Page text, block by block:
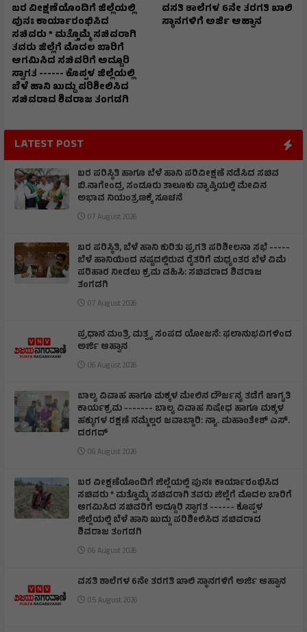
ಬರ ವೀಕ್ಷಣೆಯೊಂದಿಗೆ ಜಿಲ್ಲೆಯಲ್ಲಿ
ಪುನಃ ಕಾರ್ಯಾರಂಭಿಸಿದ
ಸಚಿವರು * ಮತ್ತೊಮ್ಮೆ ಸಚಿವರಾಗಿ
ತವರು ಜಿಲ್ಲೆಗೆ ಮೊದಲ ಬಾರಿಗೆ
ಆಗಮಿಸಿದ ಸಚಿವರಿಗೆ ಅದ್ದೂರಿ
ಸ್ವಾಗತ ------ ಕೊಪ್ಪಳ ಜಿಲ್ಲೆಯಲ್ಲಿ
ಬೆಳೆ ಹಾನಿ ಖುದ್ದು ಪರಿಶೀಲಿಸಿದ
ಸಚಿವರಾದ ಶಿವರಾಜ ತಂಗಡಗಿ
ವಸತಿ ಶಾಲೆಗಳ 6ನೇ ತರಗತಿ ಖಾಲಿ
ಸ್ಥಾನಗಳಿಗೆ ಅರ್ಜಿ ಆಹ್ವಾನ
LATEST POST
ಬರ ಪರಿಸ್ಥಿತಿ ಹಾಗೂ ಬೆಳೆ ಹಾನಿ ಪರಿವೀಕ್ಷಣೆ ನಡೆಸಿದ ಸಚಿವ
ಬಿ.ನಾಗೇಂದ್ರ ಸoಡೂರು ತಾಲೂಕು ವ್ಯಾಪ್ತಿಯಲ್ಲಿ ಮೇವಿನ
ಅಭಾವ ನಿಯಂತ್ರಣಕ್ಕೆ ಸೂಚನೆ
07 August 2026
ಬರ ಪರಿಸ್ಥಿತಿ, ಬೆಳೆ ಹಾನಿ ಕುರಿತು ಪ್ರಗತಿ ಪರಿಶೀಲನಾ ಸಭೆ -----
ಬೆಳೆ ಹಾನಿಯಿಂದ ನಷ್ಟದಲ್ಲಿರುವ ರೈತರಿಗೆ ಮಧ್ಯಂತರ ಬೆಳೆ ವಿಮೆ
ಪರಿಹಾರ ನೀಡಲು ಕ್ರಮ ವಹಿಸಿ: ಸಚಿವರಾದ ಶಿವರಾಜ
ತಂಗಡಗಿ
07 August 2026
ಪ್ರಧಾನ ಮಂತ್ರಿ ಮತ್ಸ್ಯ ಸಂಪದ ಯೋಜನೆ: ಫಲಾನುಭವಿಗಳಿಂದ
ಅರ್ಜಿ ಆಹ್ವಾನ
06 August 2026
ಬಾಲ್ಯ ವಿವಾಹ ಹಾಗೂ ಮಕ್ಕಳ ಮೇಲಿನ ದೌರ್ಜನ್ಯ ತಡೆಗೆ ಜಾಗೃತಿ
ಕಾರ್ಯಕ್ರಮ ------- ಬಾಲ್ಯ ವಿವಾಹ ನಿಷೇಧ ಹಾಗೂ ಮಕ್ಕಳ
ಹಕ್ಕುಗಳ ರಕ್ಷಣೆ ನಮ್ಮೆಲ್ಲರ ಜವಾಬ್ದಾರಿ: ನ್ಯಾ. ಮಹಾಂತೇಶ್ ಎಸ್.
ದರಗದ್
06 August 2026
ಬರ ವೀಕ್ಷಣೆಯೊಂದಿಗೆ ಜಿಲ್ಲೆಯಲ್ಲಿ ಪುನಃ ಕಾರ್ಯಾರಂಭಿಸಿದ
ಸಚಿವರು * ಮತ್ತೊಮ್ಮೆ ಸಚಿವರಾಗಿ ತವರು ಜಿಲ್ಲೆಗೆ ಮೊದಲ ಬಾರಿಗೆ
ಆಗಮಿಸಿದ ಸಚಿವರಿಗೆ ಅದ್ದೂರಿ ಸ್ವಾಗತ ------ ಕೊಪ್ಪಳ
ಜಿಲ್ಲೆಯಲ್ಲಿ ಬೆಳೆ ಹಾನಿ ಖುದ್ದು ಪರಿಶೀಲಿಸಿದ ಸಚಿವರಾದ
ಶಿವರಾಜ ತಂಗಡಗಿ
06 August 2026
ವಸತಿ ಶಾಲೆಗಳ 6ನೇ ತರಗತಿ ಖಾಲಿ ಸ್ಥಾನಗಳಿಗೆ ಅರ್ಜಿ ಆಹ್ವಾನ
05 August 2026